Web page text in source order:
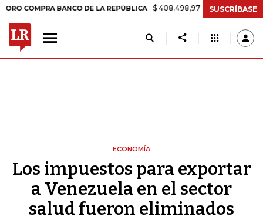
BANCO DE LA REPÚBLICA $ 408.498,97 +$ 8.753,81 +2,19%
SUSCRÍBASE
ECONOMÍA
Los impuestos para exportar
a Venezuela en el sector
salud fueron eliminados